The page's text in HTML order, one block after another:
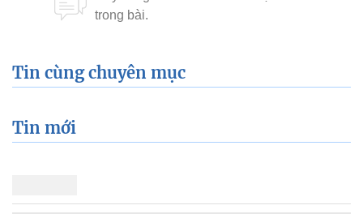
Tin cùng chuyên mục
Tin mới